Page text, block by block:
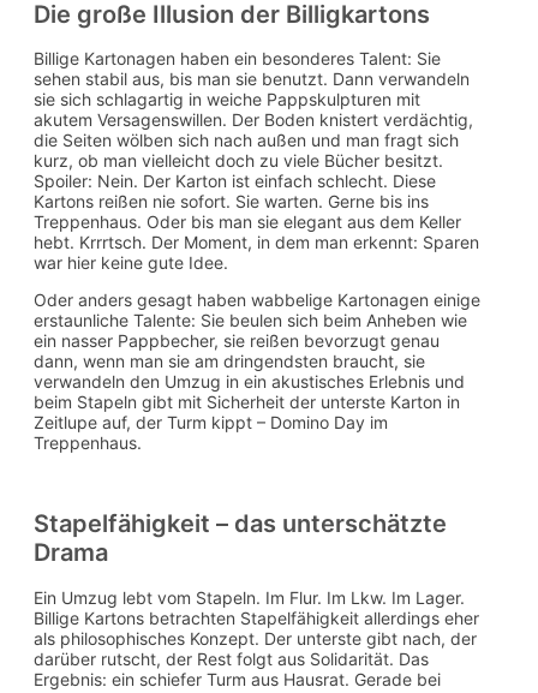
Die große Illusion der Billigkartons
Billige Kartonagen haben ein besonderes Talent: Sie
sehen stabil aus, bis man sie benutzt. Dann verwandeln
sie sich schlagartig in weiche Pappskulpturen mit
akutem Versagenswillen. Der Boden knistert verdächtig,
die Seiten wölben sich nach außen und man fragt sich
kurz, ob man vielleicht doch zu viele Bücher besitzt.
Spoiler: Nein. Der Karton ist einfach schlecht. Diese
Kartons reißen nie sofort. Sie warten. Gerne bis ins
Treppenhaus. Oder bis man sie elegant aus dem Keller
hebt. Krrrtsch. Der Moment, in dem man erkennt: Sparen
war hier keine gute Idee.
Oder anders gesagt haben wabbelige Kartonagen einige
erstaunliche Talente: Sie beulen sich beim Anheben wie
ein nasser Pappbecher, sie reißen bevorzugt genau
dann, wenn man sie am dringendsten braucht, sie
verwandeln den Umzug in ein akustisches Erlebnis und
beim Stapeln gibt mit Sicherheit der unterste Karton in
Zeitlupe auf, der Turm kippt – Domino Day im
Treppenhaus.
Stapelfähigkeit – das unterschätzte
Drama
Ein Umzug lebt vom Stapeln. Im Flur. Im Lkw. Im Lager.
Billige Kartons betrachten Stapelfähigkeit allerdings eher
als philosophisches Konzept. Der unterste gibt nach, der
darüber rutscht, der Rest folgt aus Solidarität. Das
Ergebnis: ein schiefer Turm aus Hausrat. Gerade bei